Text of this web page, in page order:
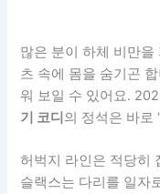
많은 분이 하체 비만
츠 속에 몸을 숨기곤
워 보일 수 있어요.
기 코디 의 정석은 바로
허벅지 라인은 적당히
슬랙스는 다리를 일자